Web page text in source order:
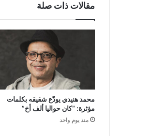
مقالات ذات صلة
محمد هنيدي يودّع شقيقه بكلمات
مؤثرة: “كان حواليا ألف أخ”
منذ يوم واحد